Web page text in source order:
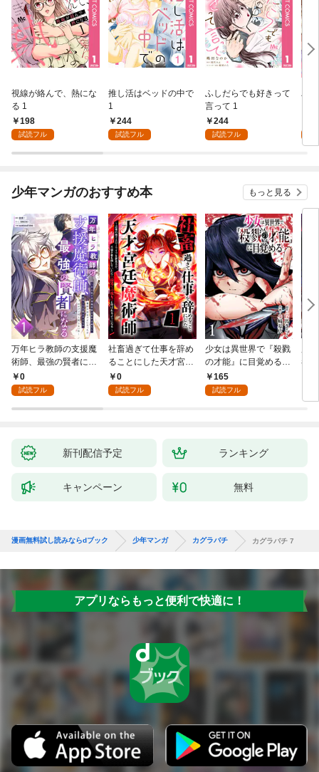
視線が絡んで、熱にな
る 1
198
試読フル
推し活はベッドの中で
1
244
試読フル
ふしだらでも好きって
言って 1
244
試読フル
パ
少年マンガのおすすめ本 もっと見る
万年ヒラ教師の支援魔
術師、最強の賢者にな
る～不人気の支援魔術
師は給料泥棒だと魔術
が、出世した元教え子
0
試読フル
社畜過ぎて仕事を辞め
ることにした天才宮廷
魔術師～辺境の地でス
ローライフを夢見る
0
試読フル
少女は異世界で『殺戮
の才能』に目覚める
(話売り) #1
165
試読フル
者
新刊配信予定 ランキング
キャンペーン 無料
漫画無料試し読みならdブック 少年マンガ カグラバチ カグラバチ 7
アプリならもっと便利で快適に！